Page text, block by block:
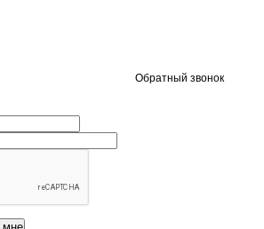
Обратный звонок